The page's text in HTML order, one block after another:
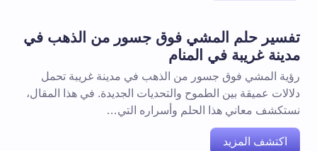
تفسير حلم المشي فوق جسور من الذهب في
مدينة غريبة في المنام
رؤية المشي فوق جسور من الذهب في مدينة غريبة تحمل
دلالات عميقة بين الطموح والتحديات الجديدة. في هذا المقال،
نستكشف معاني هذا الحلم وأسراره التي…
اكتشف المزيد